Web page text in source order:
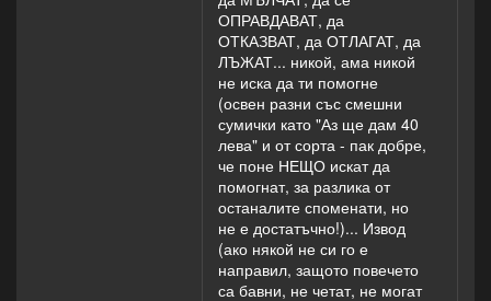
ОПРАВДАВАТ, да
ОТКАЗВАТ, да ОТЛАГАТ, да
ЛЪЖАТ... никой, ама никой
не иска да ти помогне
(освен разни със смешни
сумички като "Аз ще дам 40
лева" и от сорта - пак добре,
че поне НЕЩО искат да
помогнат, за разлика от
останалите споменати, но
не е достатъчно!)... Извод
(ако някой не си го е
направил, защото повечето
са бавни, не четат, не могат